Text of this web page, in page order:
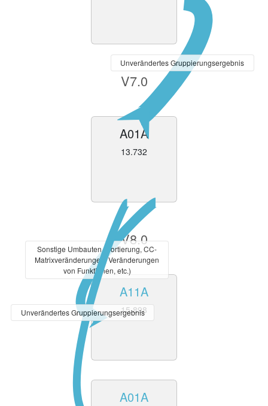
V7.0
A01A
13.732
V8.0
A11A
15.898
A01A
Unverändertes Gruppierungsergebnis
Sonstige Umbauten (Sortierung, CC-
Matrixveränderungen, Veränderungen
von Funktionen, etc.)
Unverändertes Gruppierungsergebnis